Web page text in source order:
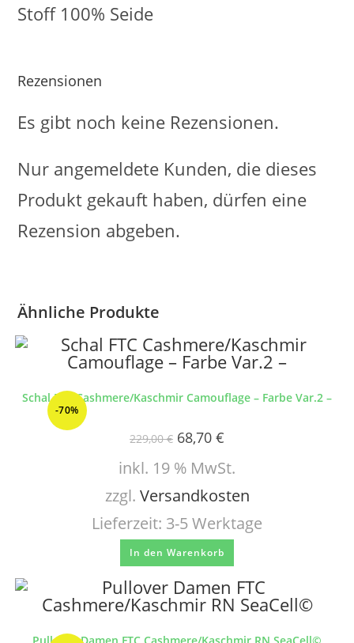
Stoff 100% Seide
Rezensionen
Es gibt noch keine Rezensionen.
Nur angemeldete Kunden, die dieses
Produkt gekauft haben, dürfen eine
Rezension abgeben.
Ähnliche Produkte
-70%
Schal FTC Cashmere/Kaschmir Camouflage – Farbe Var.2 –
229,00€ 68,70 €
inkl. 19 % MwSt.
zzgl. Versandkosten
Lieferzeit: 3-5 Werktage
In den Warenkorb